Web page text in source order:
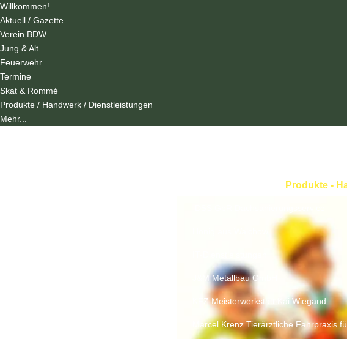
Willkommen!
Aktuell / Gazette
Verein BDW
Jung & Alt
Feuerwehr
Termine
Skat & Rommé
Produkte / Handwerk / Dienstleistungen
Mehr...
Produkte -
J&M Metallbau GmbH
KFZ Meisterwerkstatt Kai Wiegand
Marcel Krenz Tierärztliche Fahrpraxis